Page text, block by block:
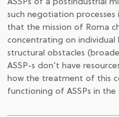
ASSPs of a postindustrial
such negotiation
that the mission of Roma
concentrating on individual
structural obstacles
ASSP-s don’t have
how the treatment of this
functioning of ASSPs in